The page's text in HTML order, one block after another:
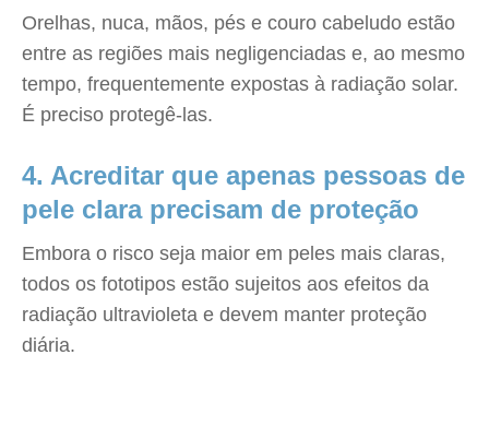
Orelhas, nuca, mãos, pés e couro cabeludo estão
entre as regiões mais negligenciadas e, ao mesmo
tempo, frequentemente expostas à radiação solar.
É preciso protegê-las.
4. Acreditar que apenas pessoas de
pele clara precisam de proteção
Embora o risco seja maior em peles mais claras,
todos os fototipos estão sujeitos aos efeitos da
radiação ultravioleta e devem manter proteção
diária.